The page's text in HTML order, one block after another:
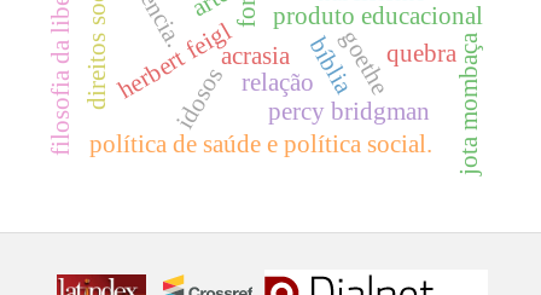
herbert feigl bíblia
produto educacional
relação
acrasia
percy bridgman
política de saúde e política social.
idosos
direitos sociais
filosofia da libertação goethe jota mombaça
quebra